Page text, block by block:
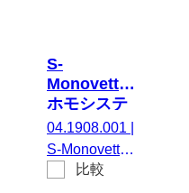
S-
Monovette®
ホモシステ
イン HCYゲ
ル, 2.7 ml,
キャップ ラ
イトグレー,
04.1908.001
S-Monovette®
ホモシステイ
比較